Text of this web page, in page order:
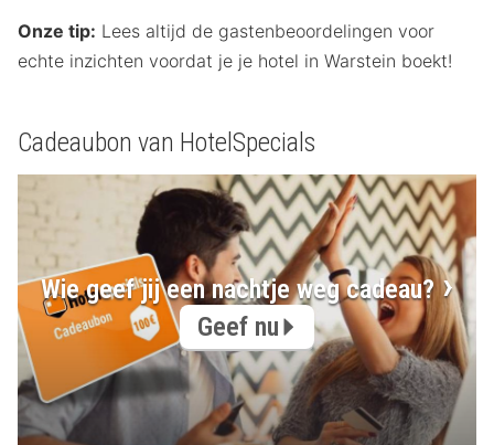
Onze tip: Lees altijd de gastenbeoordelingen voor
echte inzichten voordat je je hotel in Warstein boekt!
Cadeaubon van HotelSpecials
Wie geef jij een nachtje weg cadeau?
Geef nu